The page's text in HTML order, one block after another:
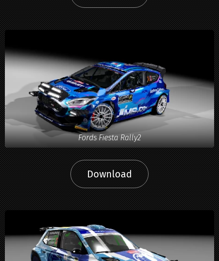
Fords Fiesta Rally2
Download